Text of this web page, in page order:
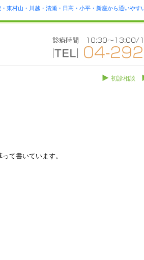
村山・川越・清瀬・日高・小平・新座から通いやす
初診相談
て書いています。